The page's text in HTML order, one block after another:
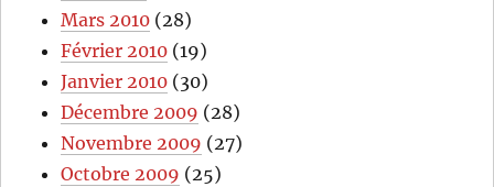
Mars 2010 (28)
Février 2010 (19)
Janvier 2010 (30)
Décembre 2009 (28)
Novembre 2009 (27)
Octobre 2009 (25)